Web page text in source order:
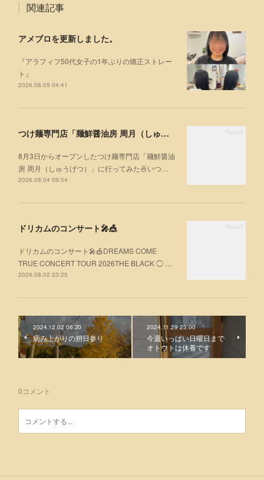
関連記事
アメブロを更新しました。
『アラフィフ50代女子の1年ぶりの矯正ストレー
ト』
2026.08.05 04:41
つけ麺専門店「麺鮮醤油房 周月（しゅうげつ）」⁡ に行ってみた🍜
8月3日からオープンしたつけ麺専門店「麺鮮醤油
房 周月（しゅうげつ）」⁡に行ってみた🍜いつ…
2026.08.04 09:54
ドリカムのコンサート🎤🎪
ドリカムのコンサート🎤🎪DREAMS COME
TRUE CONCERT TOUR 2026THE BLACK ◯ …
2026.08.02 23:25
2024.12.02 06:20
病み上がりの朔日参り
2024.11.29 23:00
今週いっぱい日曜日まで
オトウトは休養です
0コメント